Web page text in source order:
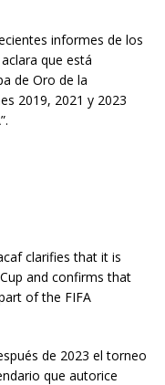
informes de los
que está
de Oro de la
2019, 2021 y 2023
clarifies that it is
and confirms that
of the FIFA
de 2023 el torneo
que autorice